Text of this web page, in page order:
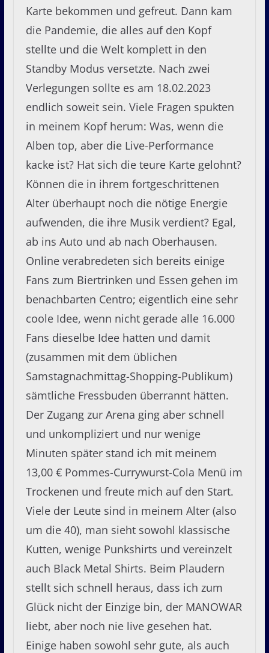
Karte bekommen und gefreut. Dann kam
die Pandemie, die alles auf den Kopf
stellte und die Welt komplett in den
Standby Modus versetzte. Nach zwei
Verlegungen sollte es am 18.02.2023
endlich soweit sein. Viele Fragen spukten
in meinem Kopf herum: Was, wenn die
Alben top, aber die Live-Performance
kacke ist? Hat sich die teure Karte gelohnt?
Können die in ihrem fortgeschrittenen
Alter überhaupt noch die nötige Energie
aufwenden, die ihre Musik verdient? Egal,
ab ins Auto und ab nach Oberhausen.
Online verabredeten sich bereits einige
Fans zum Biertrinken und Essen gehen im
benachbarten Centro; eigentlich eine sehr
coole Idee, wenn nicht gerade alle 16.000
Fans dieselbe Idee hatten und damit
(zusammen mit dem üblichen
Samstagnachmittag-Shopping-Publikum)
sämtliche Fressbuden überrannt hätten.
Der Zugang zur Arena ging aber schnell
und unkompliziert und nur wenige
Minuten später stand ich mit meinem
13,00 € Pommes-Currywurst-Cola Menü im
Trockenen und freute mich auf den Start.
Viele der Leute sind in meinem Alter (also
um die 40), man sieht sowohl klassische
Kutten, wenige Punkshirts und vereinzelt
auch Black Metal Shirts. Beim Plaudern
stellt sich schnell heraus, dass ich zum
Glück nicht der Einzige bin, der MANOWAR
liebt, aber noch nie live gesehen hat.
Einige haben sowohl sehr gute, als auch